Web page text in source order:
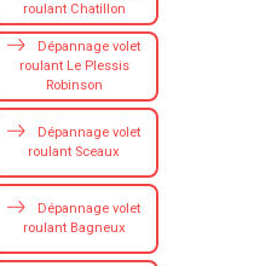
roulant Chatillon
Dépannage volet
roulant Le Plessis
Robinson
Dépannage volet
roulant Sceaux
Dépannage volet
roulant Bagneux